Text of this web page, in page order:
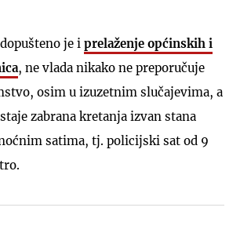
je i prelaženje općinskih i
, ne vlada nikako ne preporučuje
osim u izuzetnim slučajevima, a
zabrana kretanja izvan stana
satima, tj. policijski sat od 9